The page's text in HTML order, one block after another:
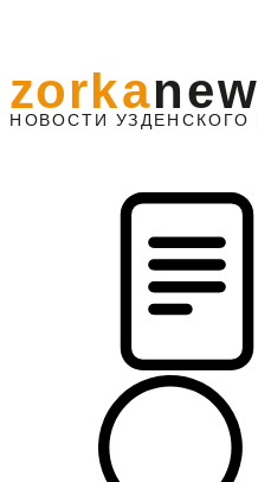
НО ВОСТИ УЗДЕНС КО ГО
zorkanew